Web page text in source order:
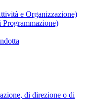
e Organizzazione)
di direzione o di